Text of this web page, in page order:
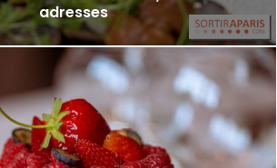
adresses